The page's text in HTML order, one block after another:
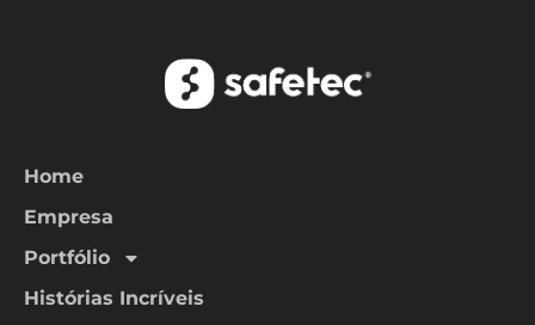
Home
Empresa
Portfólio
Histórias Incríveis